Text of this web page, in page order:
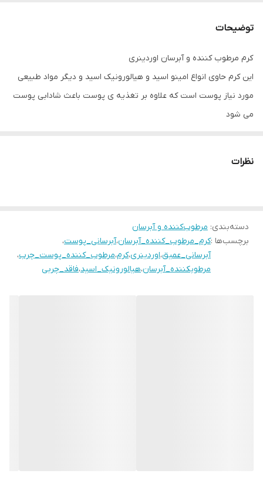
توضیحات
کرم مرطوب کننده و آبرسان اوردینری
این کرم حاوی انواع امینو اسید و هیالورونیک اسید و دیگر مواد طبیعی
مورد نیاز پوست است که علاوه بر تغذیه ی پوست باعث شادابی پوست
می شود
✅️حاوی سرامید برای جلوگیری از چروک و پیری پوست
✅️فاقد پارابن، الکل ،سیلکون و گلوبن و سولفات
✅️بدون روغن مناسب انواع پوست
نظرات
دسته‌بندی: مرطوب‌کننده و آبرسان
برچسب‌ها :کرم_مرطوب_کننده_آبرسان،آبرسانی_پوست،
آبرسانی_عمیق،اوردینری،کرم،مرطوب_کننده_پوست_چرب،
مرطوبکننده_آبرسان،هیالورونیک_اسید،فاقد_چربی